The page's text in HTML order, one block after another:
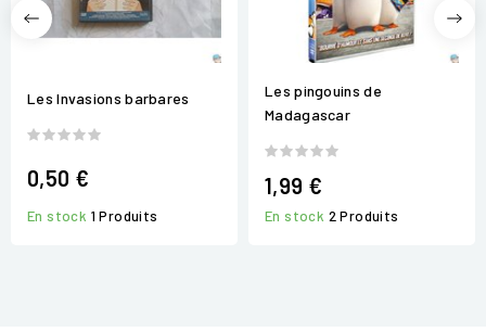
Les Invasions barbares
0,50 €
En stock 1 Produits
Les pingouins de
Madagascar
1,99 €
En stock 2 Produits